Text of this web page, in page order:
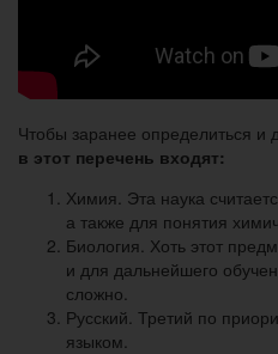
Чтобы заранее определиться и
в этот перечень входят:
Химия. Эта наука
а также для понятия
Биология. Хоть этот
и для дальнейшего
сложно.
Русский. Третий по
языком.